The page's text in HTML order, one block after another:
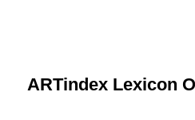
ARTindex Lexicon